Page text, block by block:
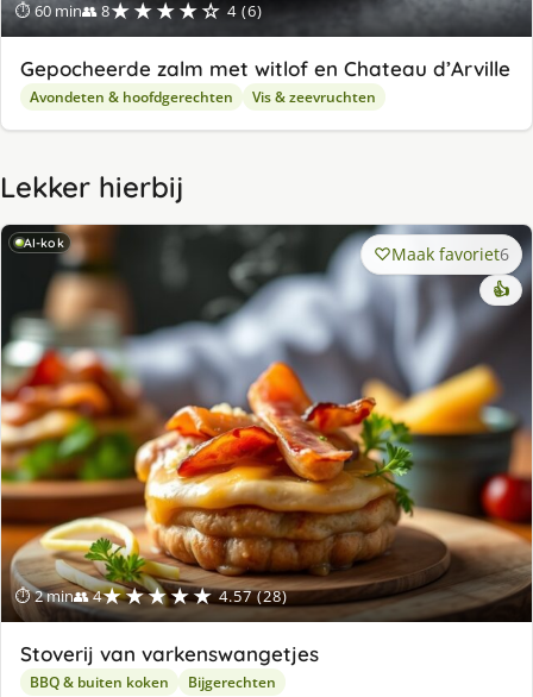
⏱ 60 min👥 8★★★★☆ 4 (6)
Gepocheerde zalm met witlof en Chateau d’Arville
Avondeten & hoofdgerechten Vis & zeevruchten
Lekker hierbij
AI-kok
⏱ 2 min👥 4★★★★★ 4.57 (28)
Maak favoriet6
👍
Stoverij van varkenswangetjes
BBQ & buiten koken Bijgerechten